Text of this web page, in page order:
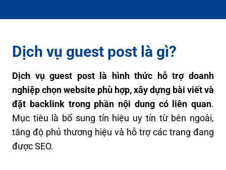
Dịch vụ guest post là gì?
Dịch vụ guest post là hình thức hỗ trợ doanh
nghiệp chọn website phù hợp, xây dựng bài viết và
đặt backlink trong phần nội dung có liên quan.
Mục tiêu là bổ sung tín hiệu uy tín từ bên ngoài,
tăng độ phủ thương hiệu và hỗ trợ các trang đang
được SEO.